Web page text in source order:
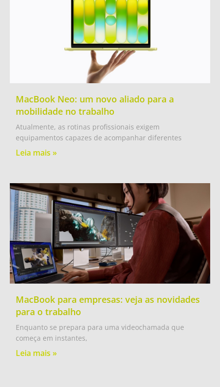
MacBook Neo: um novo aliado para a
mobilidade no trabalho
Atualmente, as rotinas profissionais exigem
equipamentos capazes de acompanhar diferentes
Leia mais »
MacBook para empresas: veja as novidades
para o trabalho
Enquanto se prepara para uma videochamada que
começa em instantes,
Leia mais »